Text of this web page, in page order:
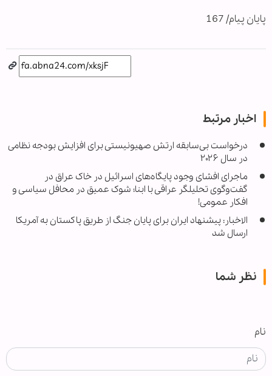
پایان پیام/ 167
اخبار مرتبط
درخواست بی‌سابقه ارتش صهیونیستی برای افزایش بودجه نظامی
در سال ۲۰۲۶
ماجرای افشای وجود پایگاه‌های اسرائیل در خاک عراق در
گفت‌وگوی تحلیلگر عراقی با ابنا؛ شوک عمیق در محافل سیاسی و
افکار عمومی!
الاخبار: پیشنهاد ایران برای پایان جنگ از طریق پاکستان به آمریکا
ارسال شد
نظر شما
نام